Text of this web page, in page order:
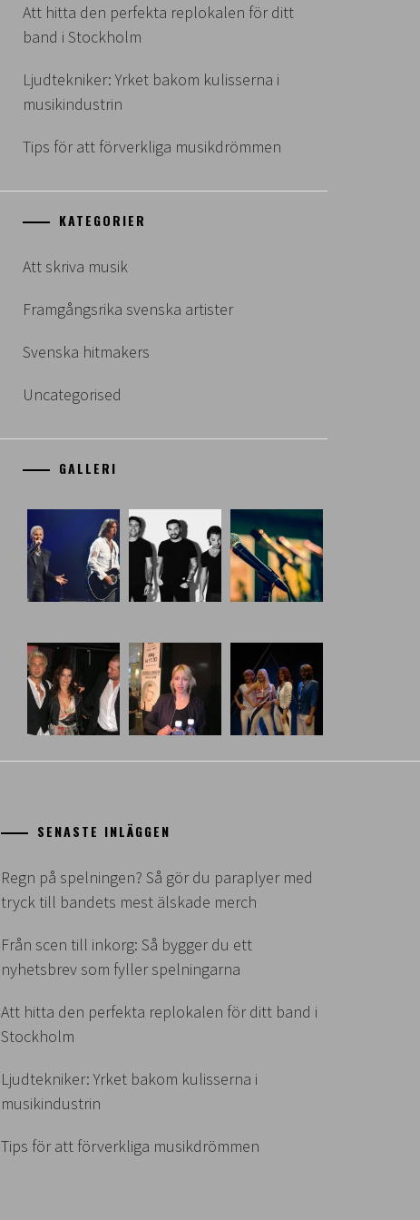
Att hitta den perfekta replokalen för ditt
band i Stockholm
Ljudtekniker: Yrket bakom kulisserna i
musikindustrin
Tips för att förverkliga musikdrömmen
KATEGORIER
Att skriva musik
Framgångsrika svenska artister
Svenska hitmakers
Uncategorised
GALLERI
SENASTE INLÄGGEN
Regn på spelningen? Så gör du paraplyer med
tryck till bandets mest älskade merch
Från scen till inkorg: Så bygger du ett
nyhetsbrev som fyller spelningarna
Att hitta den perfekta replokalen för ditt band i
Stockholm
Ljudtekniker: Yrket bakom kulisserna i
musikindustrin
Tips för att förverkliga musikdrömmen